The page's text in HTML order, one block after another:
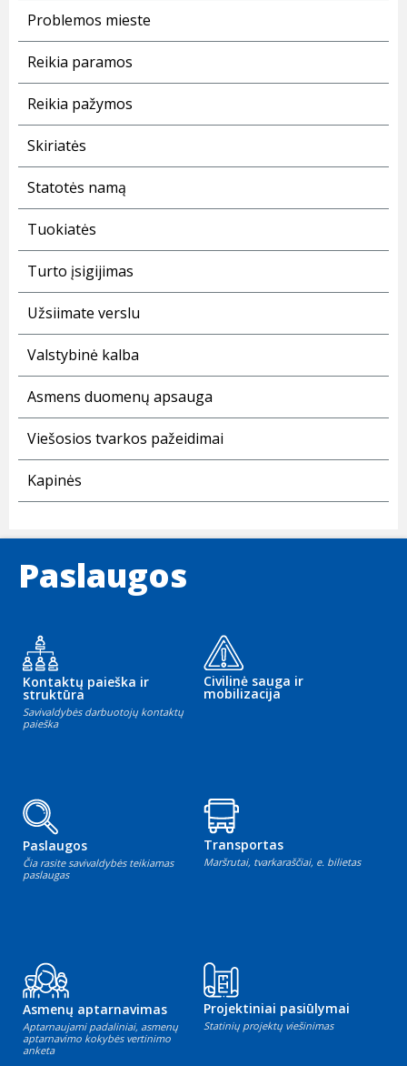
Problemos mieste
Reikia paramos
Reikia pažymos
Skiriatės
Statotės namą
Tuokiatės
Turto įsigijimas
Užsiimate verslu
Valstybinė kalba
Asmens duomenų apsauga
Viešosios tvarkos pažeidimai
Kapinės
Paslaugos
Kontaktų paieška ir
struktūra
Savivaldybės darbuotojų kontaktų
paieška
Civilinė sauga ir
mobilizacija
Paslaugos
Čia rasite savivaldybės teikiamas
paslaugas
Transportas
Maršrutai, tvarkaraščiai, e. bilietas
Asmenų aptarnavimas
Aptarnaujami padaliniai, asmenų
aptarnavimo kokybės vertinimo
anketa
Projektiniai pasiūlymai
Statinių projektų viešinimas